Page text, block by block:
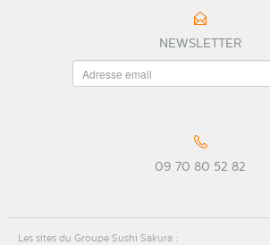
NEWSLETTER
09 70 80 52 82
Les sites du Groupe Sushi Sakura :